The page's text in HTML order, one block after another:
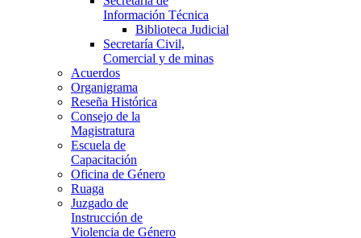
Información Técnica
Biblioteca Judicial
Secretaría Civil,
Comercial y de minas
Acuerdos
Organigrama
Reseña Histórica
Consejo de la
Magistratura
Escuela de
Capacitación
Oficina de Género
Ruaga
Juzgado de
Instrucción de
Violencia de Género